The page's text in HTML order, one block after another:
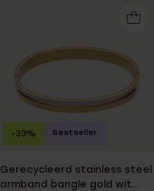
Gerecycleerd stainless steel
armband bangle gold wit
-33% Bestseller